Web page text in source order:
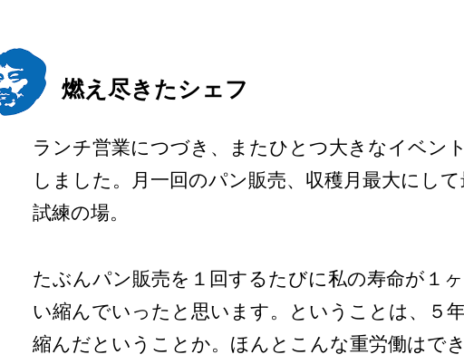
燃え尽きたシェフ
ランチ営業につづき、またひとつ大きなイベン
しました。月一回のパン販売、収穫月最大にして
試練の場。
たぶんパン販売を１回するたびに私の寿命が１
い縮んでいったと思います。ということは、５
縮んだということか。ほんとこんな重労働はで